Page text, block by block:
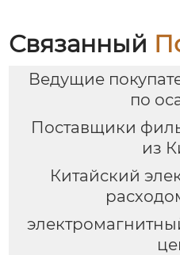
Связанный
Ведущие
по
Поставщики
из
Китайский